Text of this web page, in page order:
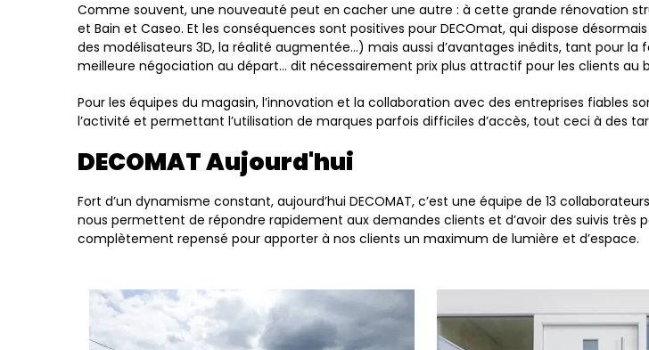
Comme souvent, une nouveauté peut en cacher une autre : à cette grande rénovation
et Bain et Caseo. Et les conséquences sont positives pour DECOmat, qui dispose
des modélisateurs 3D, la réalité augmentée…) mais aussi d’avantages inédits, tant pour
meilleure négociation au départ… dit nécessairement prix plus attractif pour les clients au
Pour les équipes du magasin, l’innovation et la collaboration avec des entreprises
l’activité et permettant l’utilisation de marques parfois difficiles d’accès, tout ceci à des
DECOMAT Aujourd'hui
Fort d’un dynamisme constant, aujourd’hui DECOMAT, c’est une équipe de 13
nous permettent de répondre rapidement aux demandes clients et d’avoir des suivis très
complètement repensé pour apporter à nos clients un maximum de lumière et d’espace.